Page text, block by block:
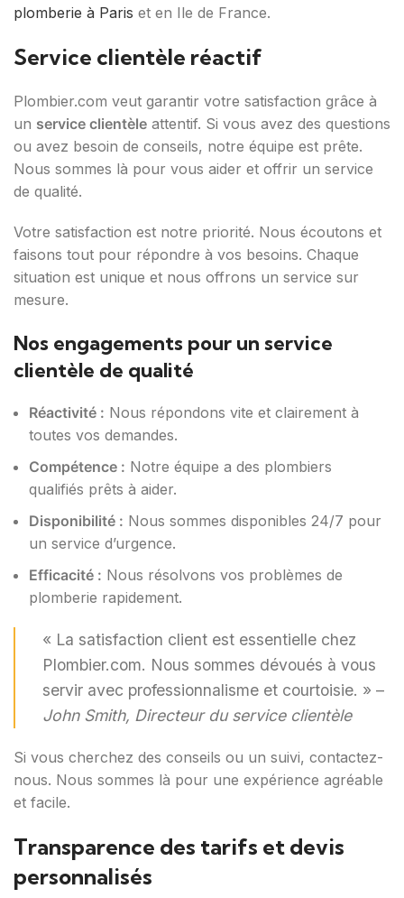
plomberie à Paris et en Ile de France.
Service clientèle réactif
Plombier.com veut garantir votre satisfaction grâce à
un service clientèle attentif. Si vous avez des questions
ou avez besoin de conseils, notre équipe est prête.
Nous sommes là pour vous aider et offrir un service
de qualité.
Votre satisfaction est notre priorité. Nous écoutons et
faisons tout pour répondre à vos besoins. Chaque
situation est unique et nous offrons un service sur
mesure.
Nos engagements pour un service
clientèle de qualité
Réactivité : Nous répondons vite et clairement à
toutes vos demandes.
Compétence : Notre équipe a des plombiers
qualifiés prêts à aider.
Disponibilité : Nous sommes disponibles 24/7 pour
un service d’urgence.
Efficacité : Nous résolvons vos problèmes de
plomberie rapidement.
« La satisfaction client est essentielle chez
Plombier.com. Nous sommes dévoués à vous
servir avec professionnalisme et courtoisie. » –
John Smith, Directeur du service clientèle
Si vous cherchez des conseils ou un suivi, contactez-
nous. Nous sommes là pour une expérience agréable
et facile.
Transparence des tarifs et devis
personnalisés